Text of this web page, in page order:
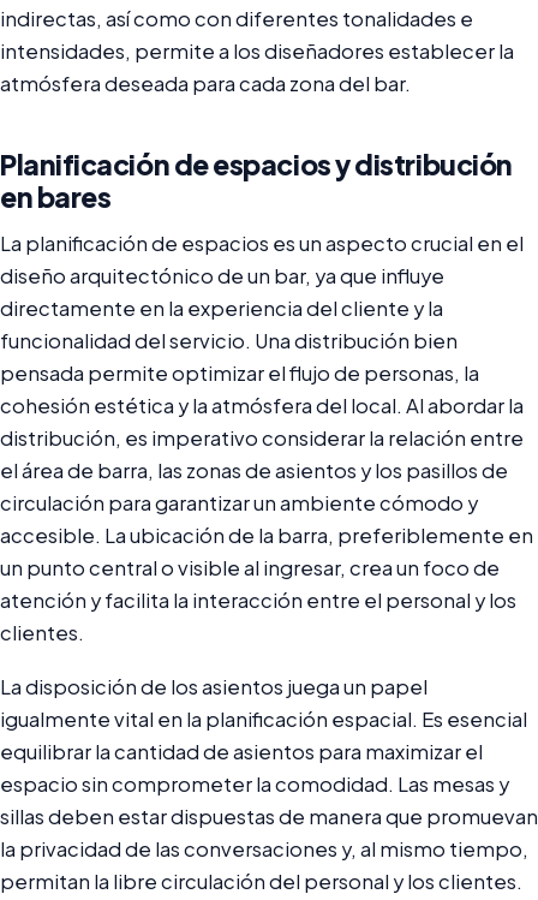
indirectas, así como con diferentes tonalidades e
intensidades, permite a los diseñadores establecer la
atmósfera deseada para cada zona del bar.
Planificación de espacios y distribución
en bares
La planificación de espacios es un aspecto crucial en el
diseño arquitectónico de un bar, ya que influye
directamente en la experiencia del cliente y la
funcionalidad del servicio. Una distribución bien
pensada permite optimizar el flujo de personas, la
cohesión estética y la atmósfera del local. Al abordar la
distribución, es imperativo considerar la relación entre
el área de barra, las zonas de asientos y los pasillos de
circulación para garantizar un ambiente cómodo y
accesible. La ubicación de la barra, preferiblemente en
un punto central o visible al ingresar, crea un foco de
atención y facilita la interacción entre el personal y los
clientes.
La disposición de los asientos juega un papel
igualmente vital en la planificación espacial. Es esencial
equilibrar la cantidad de asientos para maximizar el
espacio sin comprometer la comodidad. Las mesas y
sillas deben estar dispuestas de manera que promuevan
la privacidad de las conversaciones y, al mismo tiempo,
permitan la libre circulación del personal y los clientes.